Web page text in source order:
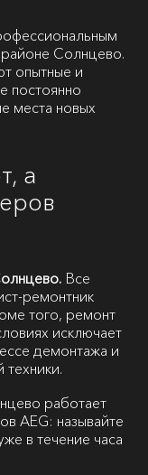
Солнцево.
опытные и
постоянно
места новых
а
Все
ремонтник
того, ремонт
исключает
демонтажа и
работает
AEG: называйте
в течение часа